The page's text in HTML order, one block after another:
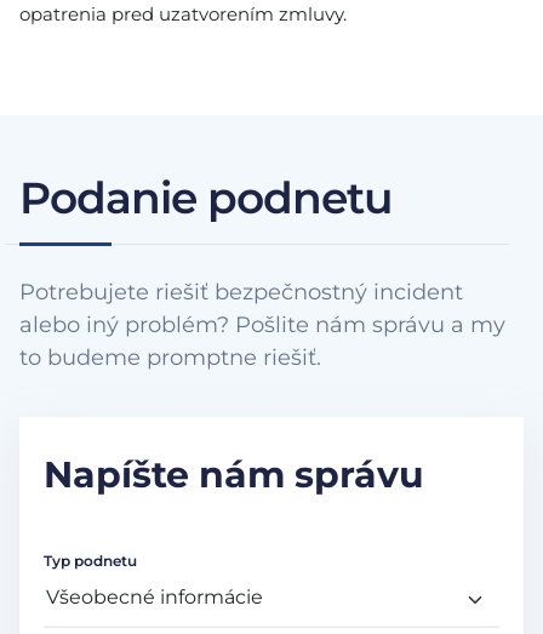
opatrenia pred uzatvorením zmluvy.
Podanie podnetu
Potrebujete riešiť bezpečnostný incident
alebo iný problém? Pošlite nám správu a my
to budeme promptne riešiť.
Napíšte nám správu
Typ podnetu